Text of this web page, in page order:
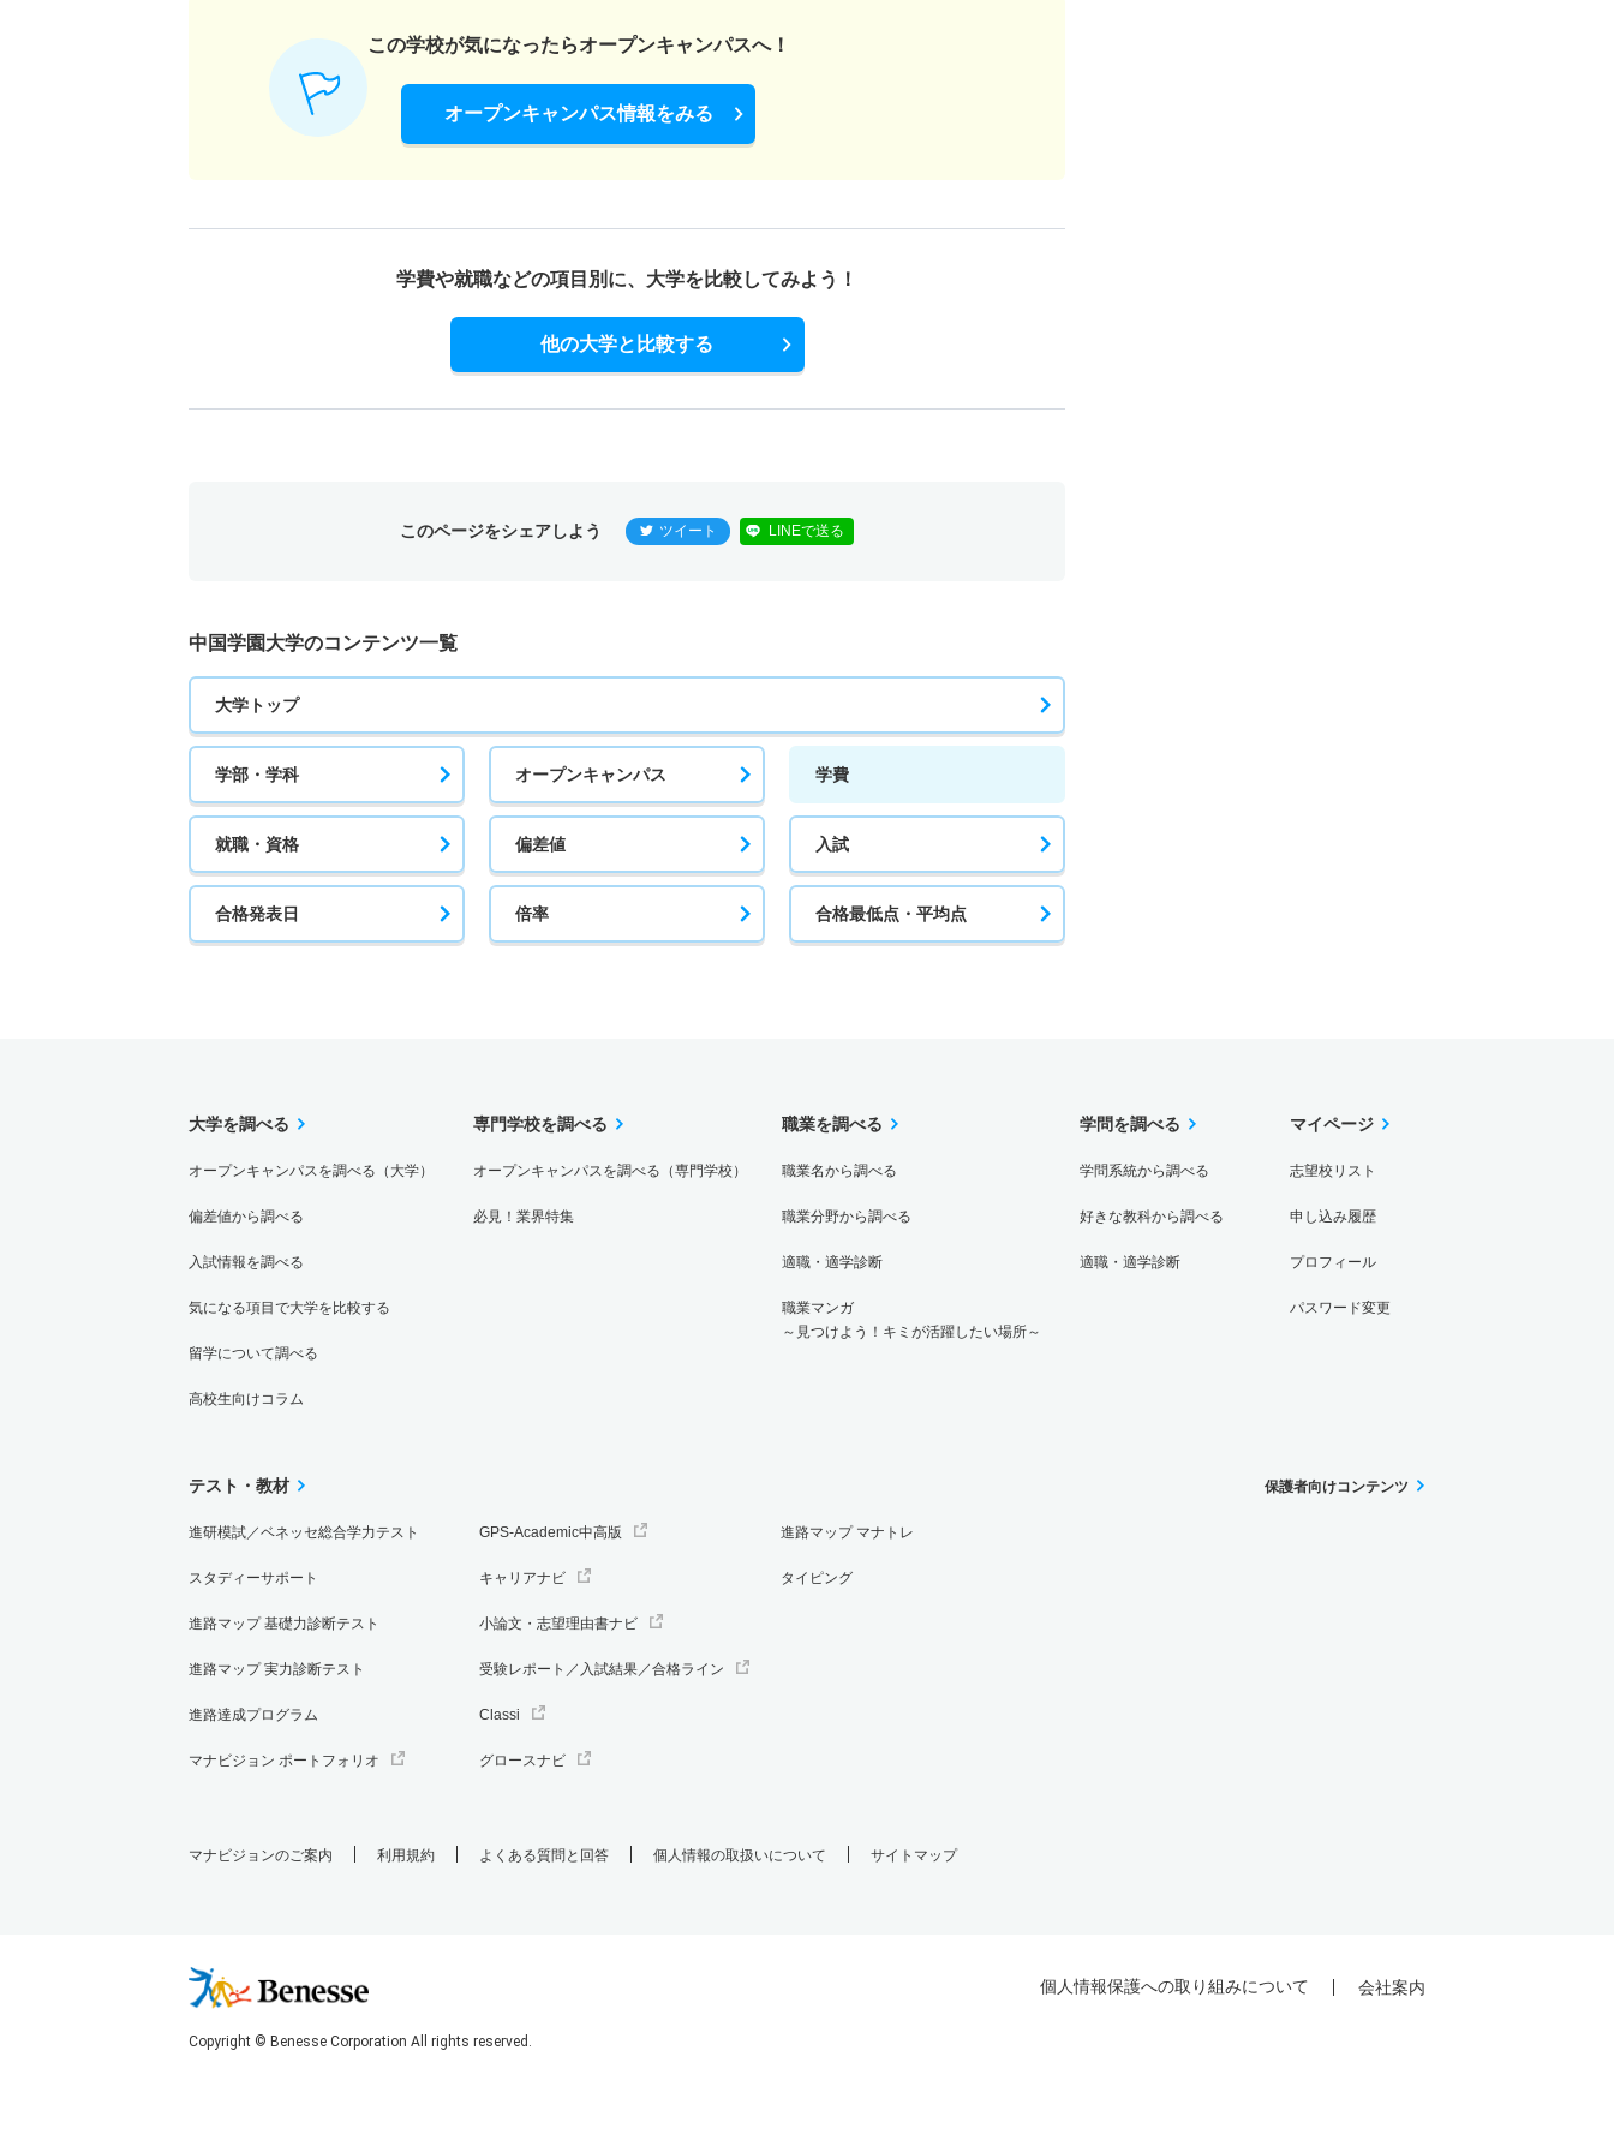
この学校が気になったらオープンキャンパスへ！
オープンキャンパス情報をみる
学費や就職などの項目別に、 大学を比較してみよう！
他の大学と比較する
このページをシェアしよう ツイート LINEで送る
中国学園大学のコンテンツ一覧
大学トップ
学部・学科 オープンキャンパス 学費
就職・資格 偏差値 入試
合格発表日 倍率 合格最低点・平均点
大学を調べる
オープンキャンパスを調べる（大学）
偏差値から調べる
入試情報を調べる
気になる項目で大学を比較する
留学について調べる
高校生向けコラム
専門学校を調べる
オープンキャンパスを調べる（専門学校）
必見！業界特集
職業を調べる
職業名から調べる
職業分野から調べる
適職・適学診断
職業マンガ
～見つけよう！キミが活躍したい場所～
学問を調べる
学問系統から調べる
好きな教科から調べる
適職・適学診断
マイページ
志望校リスト
申し込み履歴
プロフィール
パスワード変更
テスト・教材
進研模試／ベネッセ総合学力テスト
スタディーサポート
進路マップ 基礎力診断テスト
進路マップ 実力診断テスト
進路達成プログラム
マナビジョン ポートフォリオ
GPS-Academic中高版
キャリアナビ
小論文・志望理由書ナビ
受験レポート／入試結果／合格ライン
Classi
グロースナビ
進路マップ マナトレ
タイピング
保護者向けコンテンツ
マナビジョンのご案内 利用規約 よくある質問と回答 個人情報の取扱いについて サイトマップ
個人情報保護への取り組みについて 会社案内
Copyright © Benesse Corporation All rights reserved.